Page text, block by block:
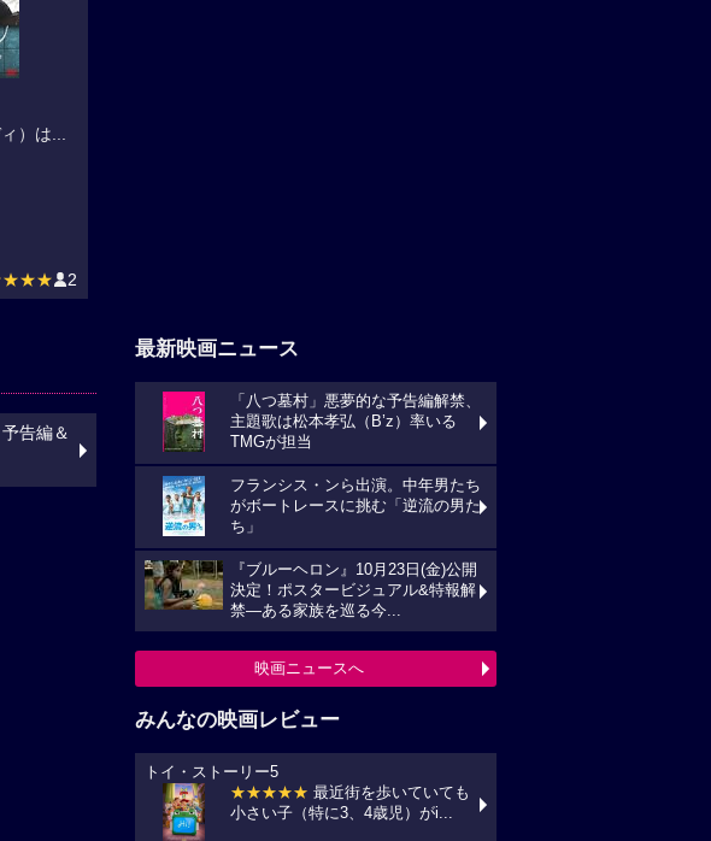
）は...
2
告編＆
最新映画ニュース
「八つ墓村」悪夢的な予告編解禁、
主題歌は松本孝弘（B’z）率いる
TMGが担当
フランシス・ンら出演。中年男たち
がボートレースに挑む「逆流の男た
ち」
『ブルーヘロン』10月23日(金)公開
決定！ポスタービジュアル&特報解
禁―ある家族を巡る今...
映画ニュースへ
みんなの映画レビュー
トイ・ストーリー5
★★★★★ 最近街を歩いていても
小さい子（特に3、4歳児）がi...